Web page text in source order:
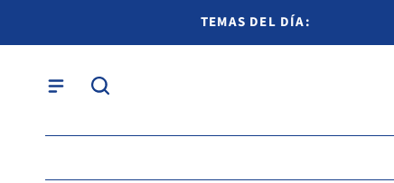
TEMAS DEL DÍA: